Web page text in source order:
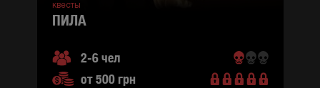
квесты
ПИЛА
2-6 чел
от 500 грн